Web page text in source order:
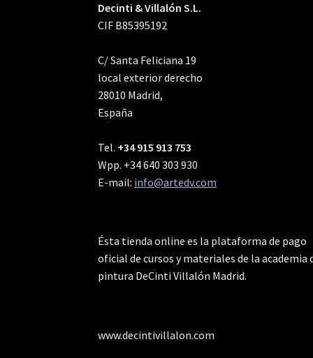
Decinti & Villalón S.L.
CIF B85395192
C/ Santa Feliciana 19
local exterior derecho
28010 Madrid,
España
Tel. +34 915 913 753
Wpp. +34 640 303 930
E-mail: info@artedv.com
Ésta tienda online es la plataforma de pago
oficial de cursos y materiales de la academia
pintura DeCinti Villalón Madrid.
www.decintivillalon.com